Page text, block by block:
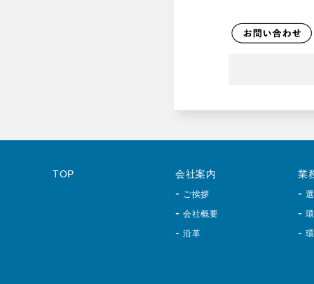
TOP 会社案内
ご挨拶
会社概要
沿革
業